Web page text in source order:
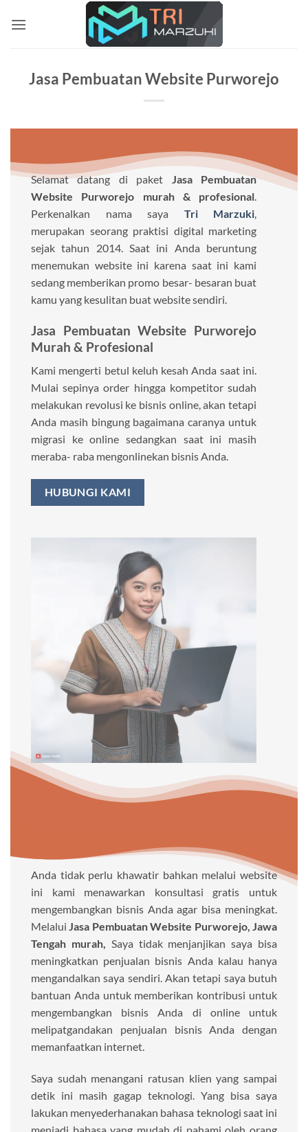
Jasa Pembuatan Website Purworejo
Selamat datang di paket Jasa Pembuatan
Website Purworejo murah & profesional.
Perkenalkan nama saya Tri Marzuki,
merupakan seorang praktisi digital marketing
sejak tahun 2014. Saat ini Anda beruntung
menemukan website ini karena saat ini kami
sedang memberikan promo besar- besaran buat
kamu yang kesulitan buat website sendiri.
Jasa Pembuatan Website Purworejo
Murah & Profesional
Kami mengerti betul keluh kesah Anda saat ini.
Mulai sepinya order hingga kompetitor sudah
melakukan revolusi ke bisnis online, akan tetapi
Anda masih bingung bagaimana caranya untuk
migrasi ke online sedangkan saat ini masih
meraba- raba mengonlinekan bisnis Anda.
HUBUNGI KAMI
Anda tidak perlu khawatir bahkan melalui website
ini kami menawarkan konsultasi gratis untuk
mengembangkan bisnis Anda agar bisa meningkat.
Melalui Jasa Pembuatan Website Purworejo, Jawa
Tengah murah, Saya tidak menjanjikan saya bisa
meningkatkan penjualan bisnis Anda kalau hanya
mengandalkan saya sendiri. Akan tetapi saya butuh
bantuan Anda untuk memberikan kontribusi untuk
mengembangkan bisnis Anda di online untuk
melipatgandakan penjualan bisnis Anda dengan
memanfaatkan internet.
Saya sudah menangani ratusan klien yang sampai
detik ini masih gagap teknologi. Yang bisa saya
lakukan menyederhanakan bahasa teknologi saat ini
menjadi bahasa yang mudah di pahami oleh orang